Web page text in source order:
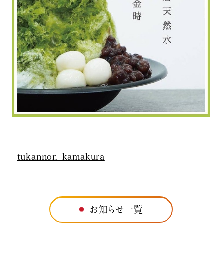
tukannon_kamakura
お知らせ一覧